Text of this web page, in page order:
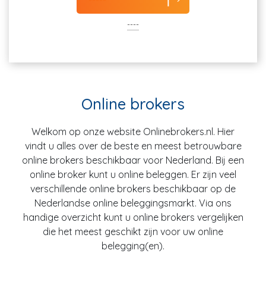
----
Online brokers
Welkom op onze website Onlinebrokers.nl. Hier
vindt u alles over de beste en meest betrouwbare
online brokers beschikbaar voor Nederland. Bij een
online broker kunt u online beleggen. Er zijn veel
verschillende online brokers beschikbaar op de
Nederlandse online beleggingsmarkt. Via ons
handige overzicht kunt u online brokers vergelijken
die het meest geschikt zijn voor uw online
belegging(en).